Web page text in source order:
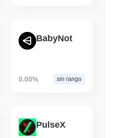
BabyNot
0.00% sin rango
PulseX